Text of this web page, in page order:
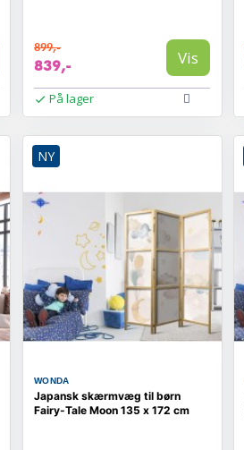
899,-
839,- Vis
På lager
NY
WONDA
Japansk skærmvæg til børn
Fairy-Tale Moon 135 x 172 cm